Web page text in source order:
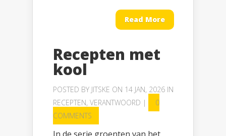
Read More
Recepten met
kool
POSTED BY JITSKE ON 14 JAN, 2026 IN
RECEPTEN, VERANTWOORD |
0
COMMENTS